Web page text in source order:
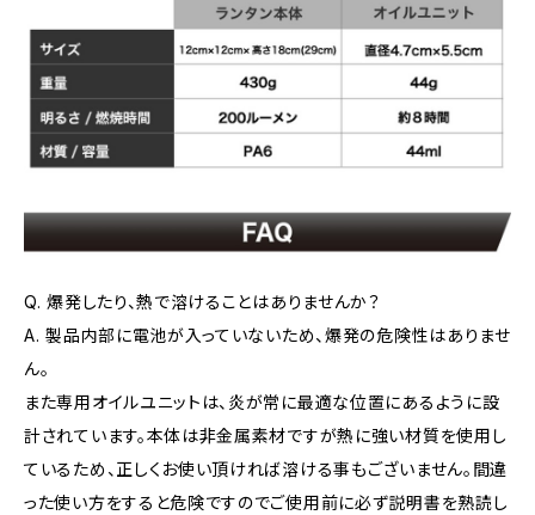
Q. 爆発したり、熱で溶けることはありませんか？
A. 製品内部に電池が入っていないため、爆発の危険性はありませ
ん。
また専用オイルユニットは、炎が常に最適な位置にあるように設
計されています。本体は非金属素材ですが熱に強い材質を使用し
ているため、正しくお使い頂ければ溶ける事もございません。間違
った使い方をすると危険ですのでご使用前に必ず説明書を熟読し